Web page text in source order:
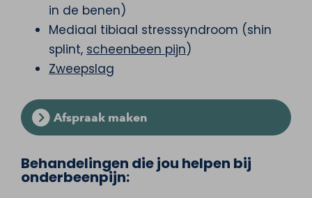
in de benen)
Mediaal tibiaal stresssyndroom (shin
splint, scheenbeen pijn)
Zweepslag
Afspraak maken
Behandelingen die jou helpen bij
onderbeenpijn: